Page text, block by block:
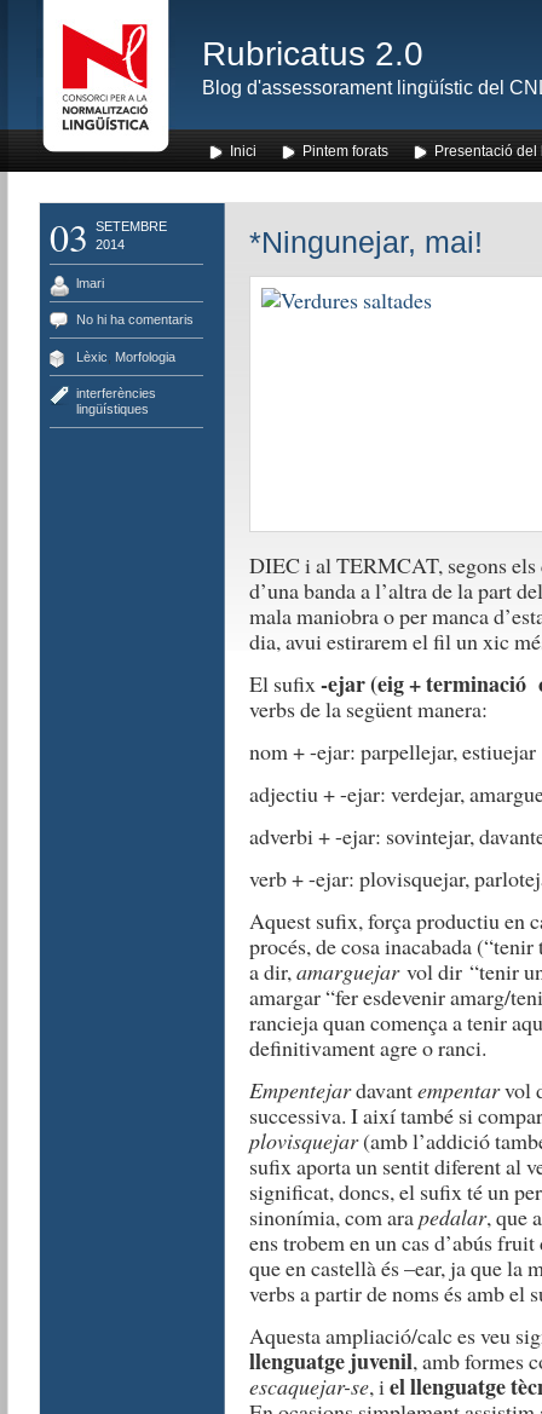
Rubricatus 2.0
Blog d'assessorament lingüístic del
Inici Pintem forats Presentació del
03
SETEMBRE
2014
lmari
No hi ha comentaris
Lèxic Morfologia
interferències
lingüístiques
*Ningunejar, mai!
DIEC i al TERMCAT, segons
d’una banda a l’altra de la part
mala maniobra o per manca
dia, avui estirarem el fil un xic
El sufix-ejar (eig + terminació
verbs de la següent manera:
nom + -ejar: parpellejar, estiuejar
adjectiu + -ejar: verdejar,
adverbi + -ejar: sovintejar,
verb + -ejar: plovisquejar,
Aquest sufix, força productiu en
procés, de cosa inacabada
a dir,amarguejar vol dir “tenir
amargar “fer esdevenir amarg/
rancieja quan comença a tenir
definitivament agre o ranci.
Empentejardavantempentarvol
successiva. I així també si
plovisquejar(amb l’addició
sufix aporta un sentit diferent al
significat, doncs, el sufix té un
sinonímia, com arapedalar, que
ens trobem en un cas d’abús
que en castellà és –ear, ja que la
verbs a partir de noms és amb el
Aquesta ampliació/calc es veu
llenguatge juvenil, amb formes
escaquejar-se, iel llenguatge